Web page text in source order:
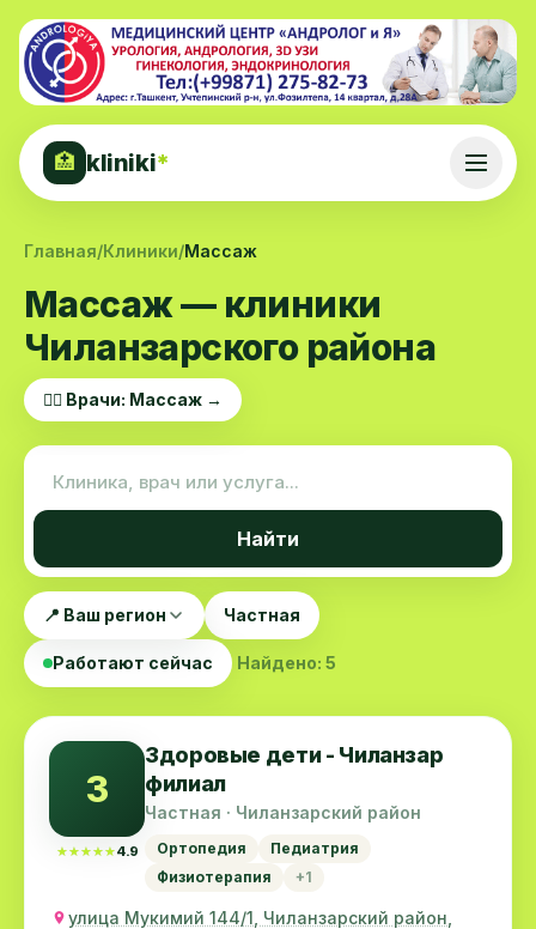
🏥 kliniki*
Главная/Клиники/Массаж
Массаж — клиники
Чиланзарского района
👨‍⚕️ Врачи: Массаж →
Найти
📍 Ваш регион Частная
Работают сейчас Найдено: 5
З
★★★★★
★★★★★4.9
Здоровые дети - Чиланзар
филиал
Частная · Чиланзарский район
Ортопедия
Педиатрия
Физиотерапия
+1
улица Мукимий 144/1, Чиланзарский район,